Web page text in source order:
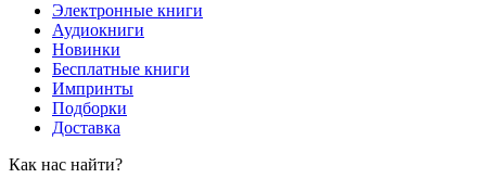
Электронные книги
Аудиокниги
Новинки
Бесплатные книги
Импринты
Подборки
Доставка
Как нас найти?